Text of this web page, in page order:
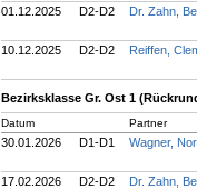
01.12.2025 D2-D2 Dr. Zahn,
10.12.2025 D2-D2 Reiffen,
Bezirksklasse Gr. Ost 1
Datum Partner
30.01.2026 D1-D1 Wagner,
17.02.2026 D2-D2 Dr. Zahn,